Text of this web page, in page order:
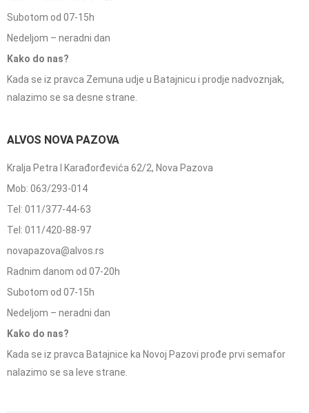
Subotom od 07-15h
Nedeljom – neradni dan
Kako do nas?
Kada se iz pravca Zemuna udje u Batajnicu i prodje nadvoznjak,
nalazimo se sa desne strane.
ALVOS NOVA PAZOVA
Kralja Petra I Karađorđevića 62/2, Nova Pazova
Mob: 063/293-014
Tel: 011/377-44-63
Tel: 011/420-88-97
novapazova@alvos.rs
Radnim danom od 07-20h
Subotom od 07-15h
Nedeljom – neradni dan
Kako do nas?
Kada se iz pravca Batajnice ka Novoj Pazovi prođe prvi semafor
nalazimo se sa leve strane.